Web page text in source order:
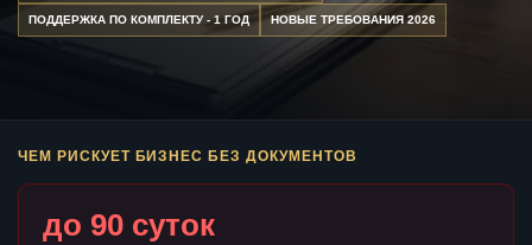
ПОДДЕРЖКА ПО КОМПЛЕКТУ - 1 ГОД НОВЫЕ ТРЕБОВАНИЯ 2026
ЧЕМ РИСКУЕТ БИЗНЕС БЕЗ ДОКУМЕНТОВ
до 90 суток